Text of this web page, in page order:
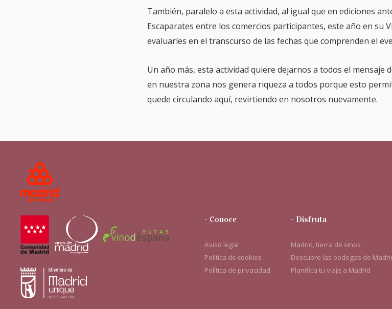
También, paralelo a esta actividad, al igual que en ediciones
Escaparates entre los comercios participantes, este año en su
evaluarles en el transcurso de las fechas que comprenden el
Un año más, esta actividad quiere dejarnos a todos el
en nuestra zona nos genera riqueza a todos porque esto
quede circulando aquí, revirtiendo en nosotros nuevamente.
- Conoce
Aviso legal
Política de cookies
Política de privacidad
- Disfruta
Madrid, tierra de vinos
Descubre las bodegas de
Planifica tu viaje a Madrid